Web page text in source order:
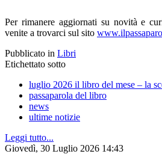
Per rimanere aggiornati su novità e
venite a trovarci sul sito
Pubblicato in Libri
Etichettato sotto
luglio 2026 il libro del mese – la
passaparola del libro
news
ultime notizie
Leggi tutto...
Giovedì, 30 Luglio 2026 14:43